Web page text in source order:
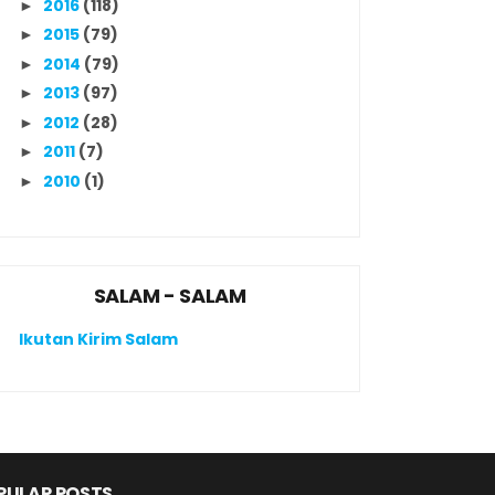
► 2016 (118)
► 2015 (79)
► 2014 (79)
► 2013 (97)
► 2012 (28)
► 2011 (7)
► 2010 (1)
SALAM - SALAM
Ikutan Kirim Salam